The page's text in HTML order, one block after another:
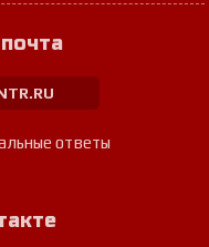
ответы